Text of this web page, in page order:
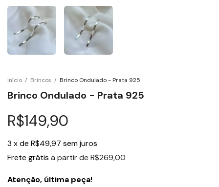
Início / Brincos / Brinco Ondulado - Prata 925
Brinco Ondulado - Prata 925
R$149,90
3 xde R$49,97 sem juros
Frete grátis a partir de R$269,00
Atenção, última peça!